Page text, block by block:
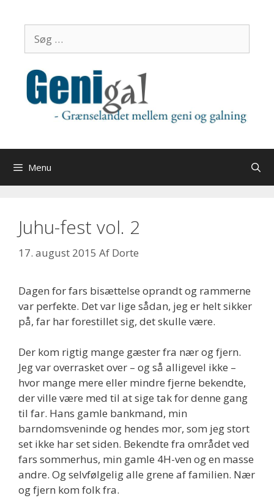
indhold
efter:
Menu
Juhu-fest vol. 2
17. august 2015 Af Dorte
Dagen for fars bisættelse oprandt og rammerne
var perfekte. Det var lige sådan, jeg er helt sikker
på, far har forestillet sig, det skulle være.
Der kom rigtig mange gæster fra nær og fjern.
Jeg var overrasket over – og så alligevel ikke –
hvor mange mere eller mindre fjerne bekendte,
der ville være med til at sige tak for denne gang
til far. Hans gamle bankmand, min
barndomsveninde og hendes mor, som jeg stort
set ikke har set siden. Bekendte fra området ved
fars sommerhus, min gamle 4H-ven og en masse
andre. Og selvfølgelig alle grene af familien. Nær
og fjern kom folk fra.